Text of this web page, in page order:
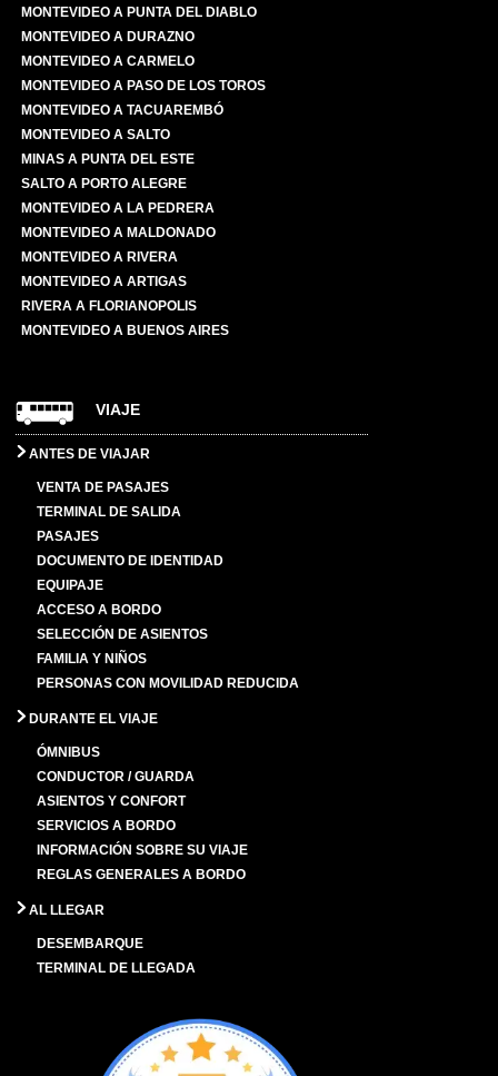
MONTEVIDEO A PUNTA DEL DIABLO
MONTEVIDEO A DURAZNO
MONTEVIDEO A CARMELO
MONTEVIDEO A PASO DE LOS TOROS
MONTEVIDEO A TACUAREMBÓ
MONTEVIDEO A SALTO
MINAS A PUNTA DEL ESTE
SALTO A PORTO ALEGRE
MONTEVIDEO A LA PEDRERA
MONTEVIDEO A MALDONADO
MONTEVIDEO A RIVERA
MONTEVIDEO A ARTIGAS
RIVERA A FLORIANOPOLIS
MONTEVIDEO A BUENOS AIRES
VIAJE
ANTES DE VIAJAR
VENTA DE PASAJES
TERMINAL DE SALIDA
PASAJES
DOCUMENTO DE IDENTIDAD
EQUIPAJE
ACCESO A BORDO
SELECCIÓN DE ASIENTOS
FAMILIA Y NIÑOS
PERSONAS CON MOVILIDAD REDUCIDA
DURANTE EL VIAJE
ÓMNIBUS
CONDUCTOR / GUARDA
ASIENTOS Y CONFORT
SERVICIOS A BORDO
INFORMACIÓN SOBRE SU VIAJE
REGLAS GENERALES A BORDO
AL LLEGAR
DESEMBARQUE
TERMINAL DE LLEGADA